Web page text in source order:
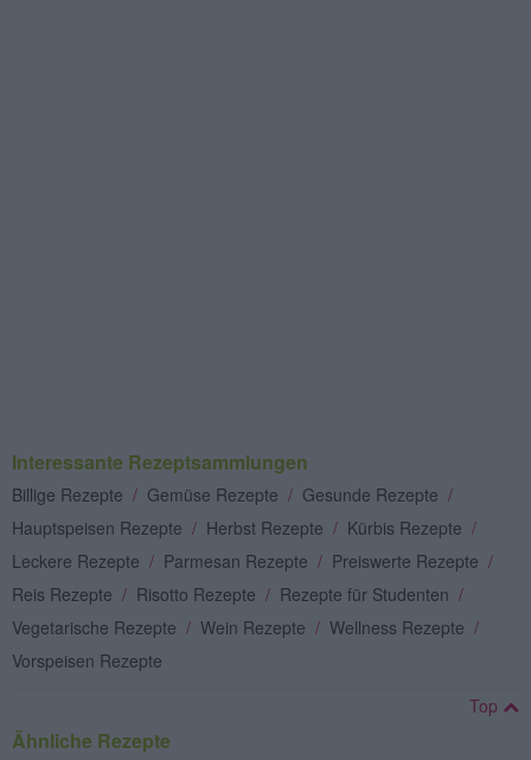
Interessante Rezeptsammlungen
Billige Rezepte / Gemüse Rezepte / Gesunde Rezepte /
Hauptspeisen Rezepte / Herbst Rezepte / Kürbis Rezepte /
Leckere Rezepte / Parmesan Rezepte / Preiswerte Rezepte /
Reis Rezepte / Risotto Rezepte / Rezepte für Studenten /
Vegetarische Rezepte / Wein Rezepte / Wellness Rezepte /
Vorspeisen Rezepte
Top
Ähnliche Rezepte